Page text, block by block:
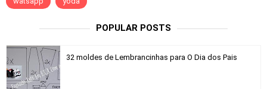
POPULAR POSTS
32 moldes de Lembrancinhas para O Dia dos Pais